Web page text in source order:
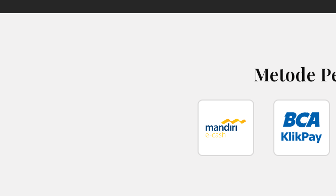
Metode